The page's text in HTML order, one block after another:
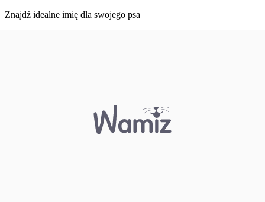
Znajdź idealne imię dla swojego psa